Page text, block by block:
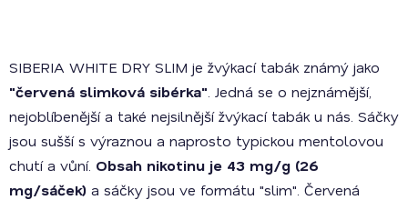
SIBERIA WHITE DRY SLIM je žvýkací tabák známý jako
"červená slimková sibérka" . Jedná se o nejznámější,
nejoblíbenější a také nejsilnější žvýkací tabák u nás. Sáčky
jsou sušší s výraznou a naprosto typickou mentolovou
chutí a vůní. Obsah nikotinu je 43 mg/g (26
mg/sáček) a sáčky jsou ve formátu "slim". Červená